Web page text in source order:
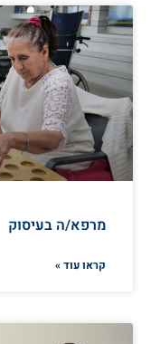
מרפא/ה בעיסוק
קראו עוד »